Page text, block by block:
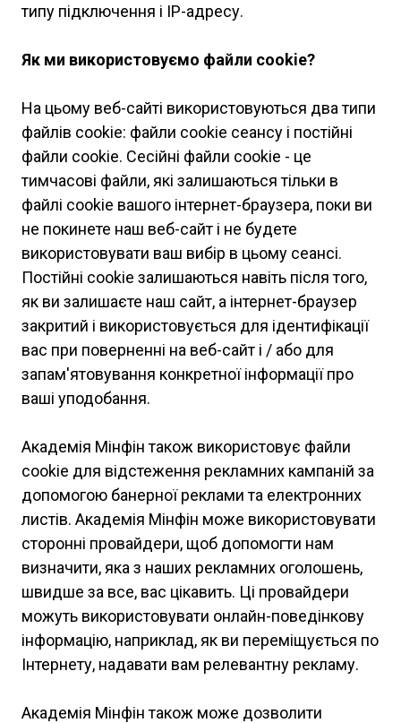
типу підключення і IP-адресу.
Як ми використовуємо файли cookie?
На цьому веб-сайті використовуються два типи
файлів cookie: файли cookie сеансу і постійні
файли cookie. Сесійні файли cookie - це
тимчасові файли, які залишаються тільки в
файлі cookie вашого інтернет-браузера, поки ви
не покинете наш веб-сайт і не будете
використовувати ваш вибір в цьому сеансі.
Постійні cookie залишаються навіть після того,
як ви залишаєте наш сайт, а інтернет-браузер
закритий і використовується для ідентифікації
вас при поверненні на веб-сайт і / або для
запам'ятовування конкретної інформації про
ваші уподобання.
Академія Мінфін також використовує файли
cookie для відстеження рекламних кампаній за
допомогою банерної реклами та електронних
листів. Академія Мінфін може використовувати
сторонні провайдери, щоб допомогти нам
визначити, яка з наших рекламних оголошень,
швидше за все, вас цікавить. Ці провайдери
можуть використовувати онлайн-поведінкову
інформацію, наприклад, як ви переміщується по
Інтернету, надавати вам релевантну рекламу.
Академія Мінфін також може дозволити